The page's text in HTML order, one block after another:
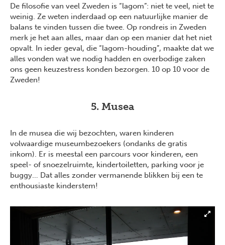
De filosofie van veel Zweden is “lagom”: niet te veel, niet te
weinig. Ze weten inderdaad op een natuurlijke manier de
balans te vinden tussen die twee. Op rondreis in Zweden
merk je het aan alles, maar dan op een manier dat het niet
opvalt. In ieder geval, die “lagom-houding”, maakte dat we
alles vonden wat we nodig hadden en overbodige zaken
ons geen keuzestress konden bezorgen. 10 op 10 voor de
Zweden!
5. Musea
In de musea die wij bezochten, waren kinderen
volwaardige museumbezoekers (ondanks de gratis
inkom). Er is meestal een parcours voor kinderen, een
speel- of snoezelruimte, kindertoiletten, parking voor je
buggy… Dat alles zonder vermanende blikken bij een te
enthousiaste kinderstem!